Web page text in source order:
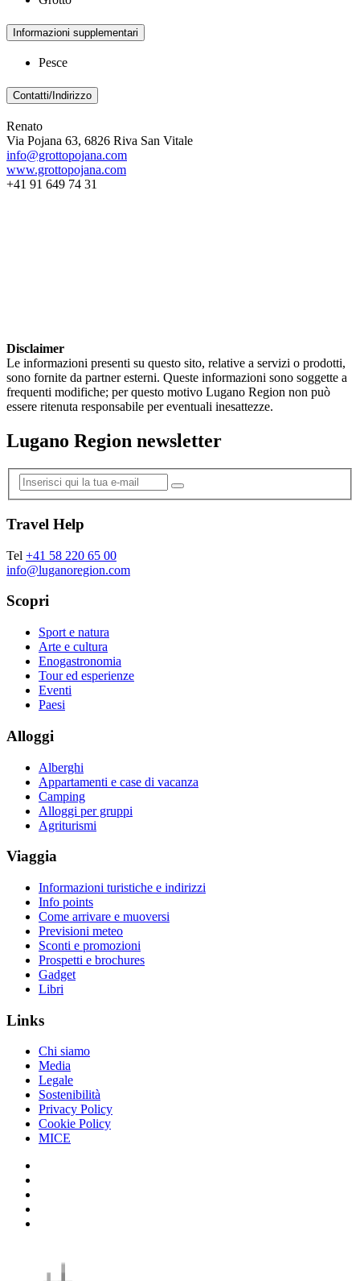
Informazioni supplementari
Pesce
Contatti/Indirizzo
Renato
Via Pojana 63, 6826 Riva San Vitale
info@grottopojana.com
www.grottopojana.com
+41 91 649 74 31
Disclaimer
Le informazioni presenti su questo sito, relative a servizi o prodotti,
sono fornite da partner esterni. Queste informazioni sono soggette a
frequenti modifiche; per questo motivo Lugano Region non può
essere ritenuta responsabile per eventuali inesattezze.
Lugano Region newsletter
Travel Help
Tel +41 58 220 65 00
info@luganoregion.com
Scopri
Sport e natura
Arte e cultura
Enogastronomia
Tour ed esperienze
Eventi
Paesi
Alloggi
Alberghi
Appartamenti e case di vacanza
Camping
Alloggi per gruppi
Agriturismi
Viaggia
Informazioni turistiche e indirizzi
Info points
Come arrivare e muoversi
Previsioni meteo
Sconti e promozioni
Prospetti e brochures
Gadget
Libri
Links
Chi siamo
Media
Legale
Sostenibilità
Privacy Policy
Cookie Policy
MICE